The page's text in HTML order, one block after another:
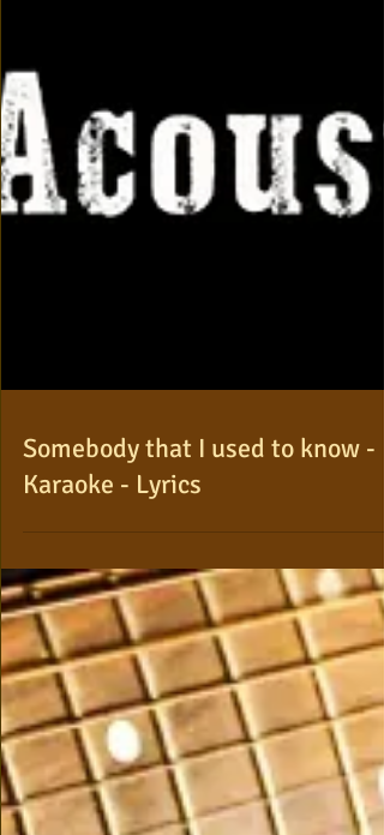
Somebody that I used to know -
Karaoke - Lyrics